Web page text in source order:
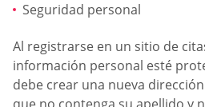
Seguridad personal
Al registrarse en un sitio de
información personal esté
debe crear una nueva